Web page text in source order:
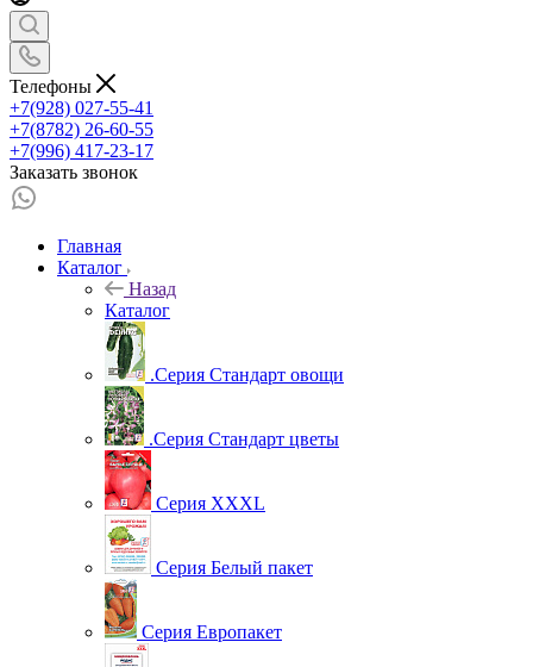
Телефоны
+7(928) 027-55-41
+7(8782) 26-60-55
+7(996) 417-23-17
Заказать звонок
Главная
Каталог
Назад
Каталог
.Серия Стандарт овощи
.Серия Стандарт цветы
Серия XXXL
Серия Белый пакет
Серия Европакет